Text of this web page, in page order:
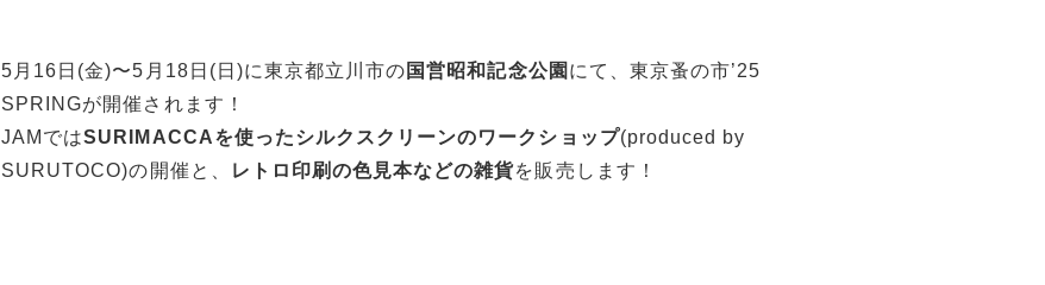
5月16日(金)〜5月18日(日)に東京都立川市の 国営昭和記念公園 にて、東京蚤の市’25
SPRINGが開催されます！
JAMではSURIMACCAを使ったシルクスクリーンのワークショップ(produced by
SURUTOCO)の開催と、
レトロ印刷の色見本などの雑貨を販売します！